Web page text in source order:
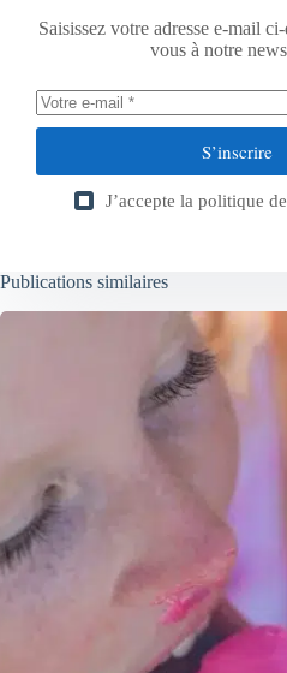
Saisissez votre adresse e-mail
vous à notre
S’inscrire
J’accepte la politique
Publications similaires